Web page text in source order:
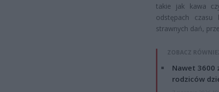
takie jak kawa
odstępach czasu
strawnych dań,
ZOBACZ
Nawet 3600
rodziców